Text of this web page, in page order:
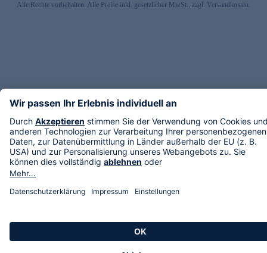
Alle Rechte vorbehalten. Alle Preise inkl. gesetzlicher MwSt., zzgl. Versandkosten.